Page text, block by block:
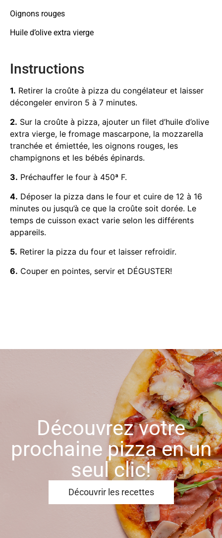
Oignons rouges
Huile d’olive extra vierge
Instructions
1. Retirer la croûte à pizza du congélateur et laisser
décongeler environ 5 à 7 minutes.
2. Sur la croûte à pizza, ajouter un filet d’huile d’olive
extra vierge, le fromage mascarpone, la mozzarella
tranchée et émiettée, les oignons rouges, les
champignons et les bébés épinards.
3. Préchauffer le four à 450ª F.
4. Déposer la pizza dans le four et cuire de 12 à 16
minutes ou jusqu’à ce que la croûte soit dorée. Le
temps de cuisson exact varie selon les différents
appareils.
5. Retirer la pizza du four et laisser refroidir.
6. Couper en pointes, servir et DÉGUSTER!
Découvrez votre
prochaine pizza en un
seul clic!
Découvrir les recettes